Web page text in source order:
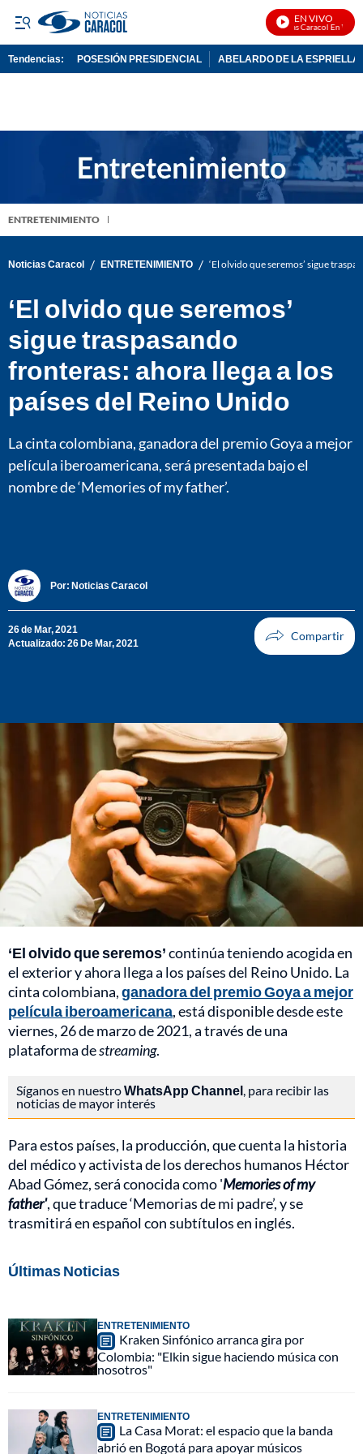
EN VIVO
Noticias Caracol En Vivo
Tendencias: POSESIÓN PRESIDENCIAL ABELARDO DE LA ESPRIELLA
ENTRETENIMIENTO
Noticias Caracol / ENTRETENIMIENTO / ‘El olvido que seremos’ sigue
‘El olvido que seremos’
sigue traspasando
fronteras: ahora llega a los
países del Reino Unido
La cinta colombiana, ganadora del premio Goya a mejor
película iberoamericana, será presentada bajo el
nombre de ‘Memories of my father’.
Por: Noticias Caracol
26 de Mar, 2021
Actualizado: 26 De Mar, 2021
‘El olvido que seremos’continúa teniendo acogida en
el exterior y ahora llega a los países del Reino Unido. La
cinta colombiana,ganadora del premio Goya a mejor
película iberoamericana, está disponible desde este
viernes, 26 de marzo de 2021, a través de una
plataforma destreaming.
Síganos en nuestroWhatsApp Channel, para recibir las
noticias de mayor interés
Para estos países, la producción, que cuenta la historia
del médico y activista de los derechos humanos Héctor
Abad Gómez, será conocida como 'Memories of my
father', que traduce ‘Memorias de mi padre’, y se
trasmitirá en español con subtítulos en inglés.
Últimas Noticias
ENTRETENIMIENTO
Kraken Sinfónico arranca gira por
Colombia: "Elkin sigue haciendo música con
nosotros"
ENTRETENIMIENTO
La Casa Morat: el espacio que la banda
abrió en Bogotá para apoyar músicos